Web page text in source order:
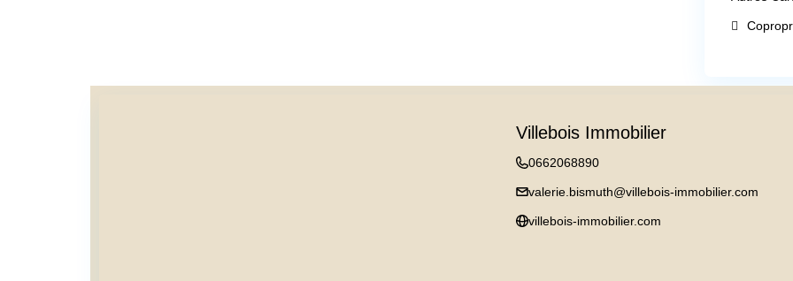
Villebois Immobilier
0662068890
valerie.bismuth@villebois-immobilier.com
villebois-immobilier.com